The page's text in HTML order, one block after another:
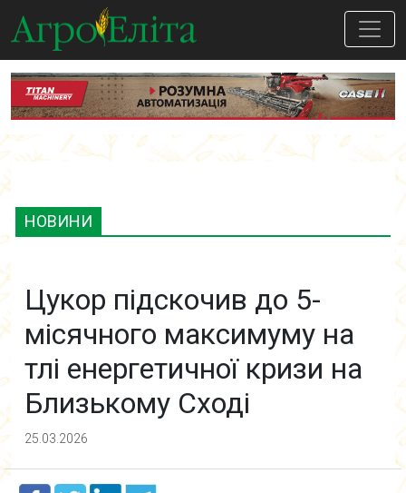
НОВИНИ
Цукор підскочив до 5-
місячного максимуму на
тлі енергетичної кризи на
Близькому Сході
25.03.2026